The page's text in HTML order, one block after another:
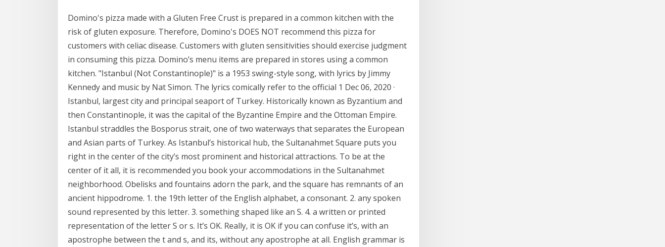
Domino's pizza made with a Gluten Free Crust is prepared in a common kitchen with the
risk of gluten exposure. Therefore, Domino's DOES NOT recommend this pizza for
customers with celiac disease. Customers with gluten sensitivities should exercise judgment
in consuming this pizza. Domino’s menu items are prepared in stores using a common
kitchen. "Istanbul (Not Constantinople)" is a 1953 swing-style song, with lyrics by Jimmy
Kennedy and music by Nat Simon. The lyrics comically refer to the official 1 Dec 06, 2020 ·
Istanbul, largest city and principal seaport of Turkey. Historically known as Byzantium and
then Constantinople, it was the capital of the Byzantine Empire and the Ottoman Empire.
Istanbul straddles the Bosporus strait, one of two waterways that separates the European
and Asian parts of Turkey. As Istanbul’s historical hub, the Sultanahmet Square puts you
right in the center of the city’s most prominent and historical attractions. To be at the
center of it all, it is recommended you book your accommodations in the Sultanahmet
neighborhood. Obelisks and fountains adorn the park, and the square has remnants of an
ancient hippodrome. 1. the 19th letter of the English alphabet, a consonant. 2. any spoken
sound represented by this letter. 3. something shaped like an S. 4. a written or printed
representation of the letter S or s. It’s OK. Really, it is OK if you can confuse it’s, with an
apostrophe between the t and s, and its, without any apostrophe at all. English grammar is